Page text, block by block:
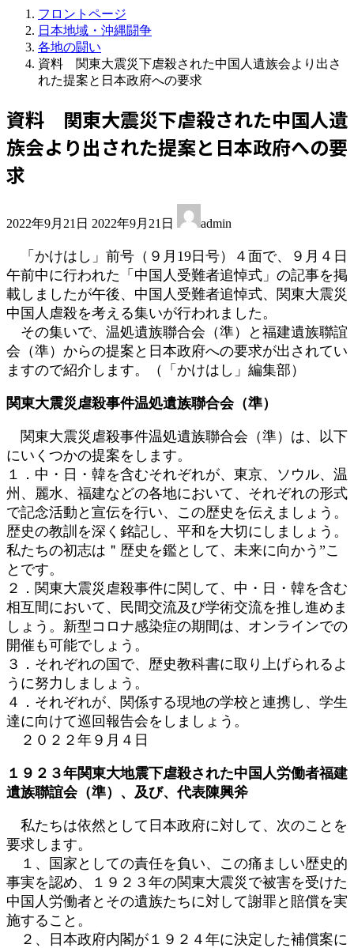
フロントページ
日本地域・沖縄闘争
各地の闘い
資料 関東大震災下虐殺された中国人遺族会より出さ
れた提案と日本政府への要求
資料 関東大震災下虐殺された中国人遺
族会より出された提案と日本政府への要
求
2022年9月21日 終
新
日
時
:
2022年9月21日 admin
「かけはし」前号（９月19日号）４面で、９月４日
午前中に行われた「中国人受難者追悼式」の記事を掲
載しましたが午後、中国人受難者追悼式、関東大震災
中国人虐殺を考える集いが行われました。
その集いで、温処遺族聯合会（準）と福建遺族聯誼
会（準）からの提案と日本政府への要求が出されてい
ますので紹介します。（「かけはし」編集部）
関東大震災虐殺事件温処遺族聯合会（準）
関東大震災虐殺事件温処遺族聯合会（準）は、以下
にいくつかの提案をします。
１．中・日・韓を含むそれぞれが、東京、ソウル、温
州、麗水、福建などの各地において、それぞれの形式
で記念活動と宣伝を行い、この歴史を伝えましょう。
歴史の教訓を深く銘記し、平和を大切にしましょう。
私たちの初志は＂歴史を鑑として、未来に向かう”こ
とです。
２．関東大震災虐殺事件に関して、中・日・韓を含む
相互間において、民間交流及び学術交流を推し進めま
しょう。新型コロナ感染症の期間は、オンラインでの
開催も可能でしょう。
３．それぞれの国で、歴史教科書に取り上げられるよ
うに努力しましょう。
４．それぞれが、関係する現地の学校と連携し、学生
達に向けて巡回報告会をしましょう。
２０２２年９月４日
１９２３年関東大地震下虐殺された中国人労働者福建
遺族聯誼会（準）、及び、代表陳興斧
私たちは依然として日本政府に対して、次のことを
要求します。
１、国家としての責任を負い、この痛ましい歴史的
事実を認め、１９２３年の関東大震災で被害を受けた
中国人労働者とその遺族たちに対して謝罪と賠償を実
施すること。
２、日本政府内閣が１９２４年に決定した補償案に